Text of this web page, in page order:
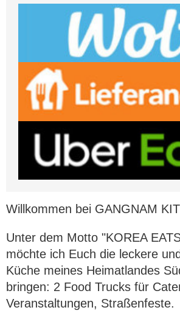
Willkommen bei GANGNAM
Unter dem Motto "KOREA
möchte ich Euch die leckere
Küche meines Heimatlandes
bringen: 2 Food Trucks für
Veranstaltungen, Straßenfeste.